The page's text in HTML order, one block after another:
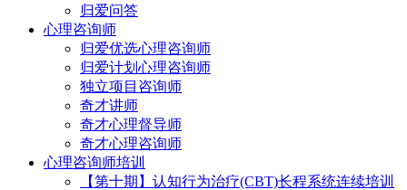
归爱问答
心理咨询师
归爱优选心理咨询师
归爱计划心理咨询师
独立项目咨询师
奇才讲师
奇才心理督导师
奇才心理咨询师
心理咨询师培训
【第十期】认知行为治疗(CBT)长程系统连续培训